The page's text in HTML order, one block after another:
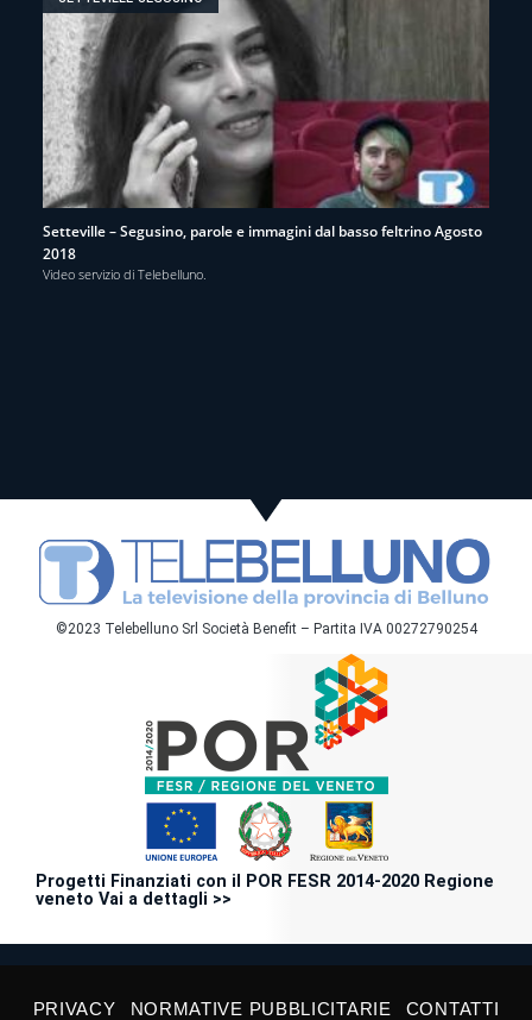
Setteville – Segusino, parole e immagini dal basso feltrino Agosto
2018
Video servizio di Telebelluno.
©2023 Telebelluno Srl Società Benefit – Partita IVA 00272790254
Progetti Finanziati con il POR FESR 2014-2020 Regione
veneto Vai a dettagli >>
PRIVACY NORMATIVE PUBBLICITARIE CONTATTI